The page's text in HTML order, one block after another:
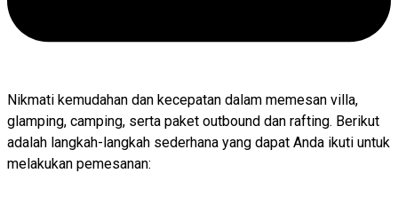
Nikmati kemudahan dan kecepatan dalam memesan villa,
glamping, camping, serta paket outbound dan rafting. Berikut
adalah langkah-langkah sederhana yang dapat Anda ikuti untuk
melakukan pemesanan: